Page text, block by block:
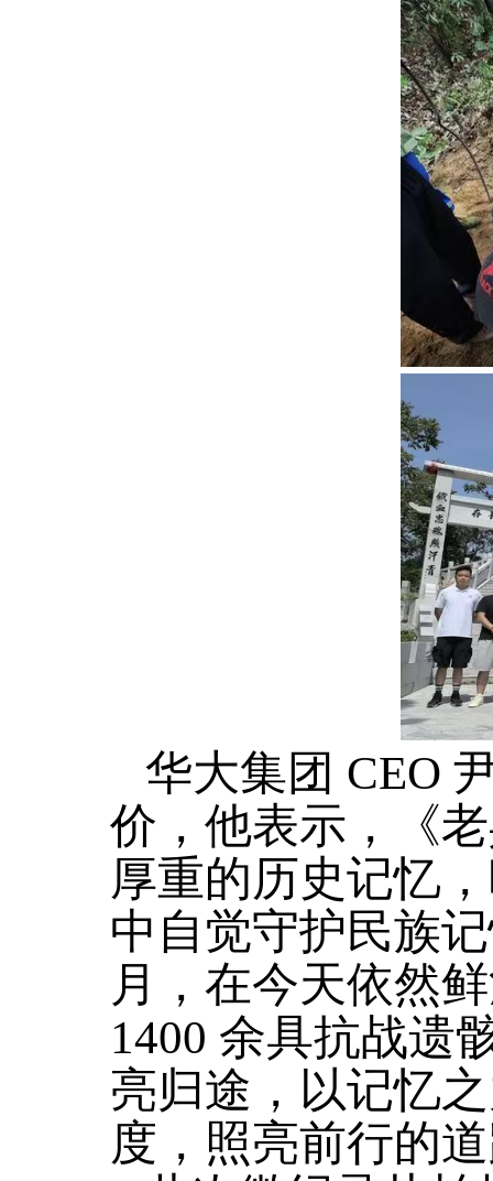
华大集团 CEO
价，他表示，《
厚重的历史记忆
中自觉守护民族
月，在今天依然
1400 余具抗战遗
亮归途，以记忆
度，照亮前行的